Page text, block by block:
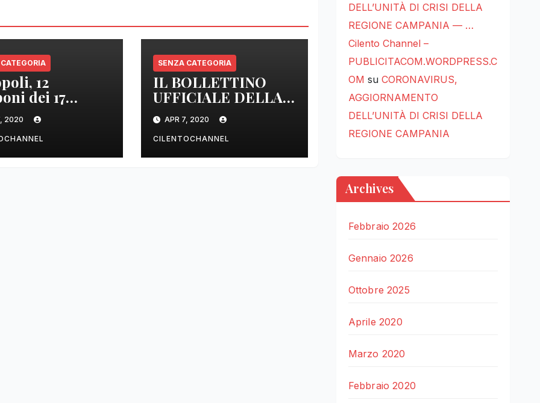
12
dei 17
sono
2020
SENZA CATEGORIA
IL BOLLETTINO
UFFICIALE DELLA
REGIONE
CAMPANIA DELLE
ORE 22.00
APR 7, 2020
CILENTOCHANNEL
DELL’UNITÀ DI CRISI DELLA
REGIONE CAMPANIA — …
Cilento Channel –
PUBLICITACOM.WORDPRESS.C
OM su CORONAVIRUS,
AGGIORNAMENTO
DELL’UNITÀ DI CRISI DELLA
REGIONE CAMPANIA
Archives
Febbraio 2026
Gennaio 2026
Ottobre 2025
Aprile 2020
Marzo 2020
Febbraio 2020